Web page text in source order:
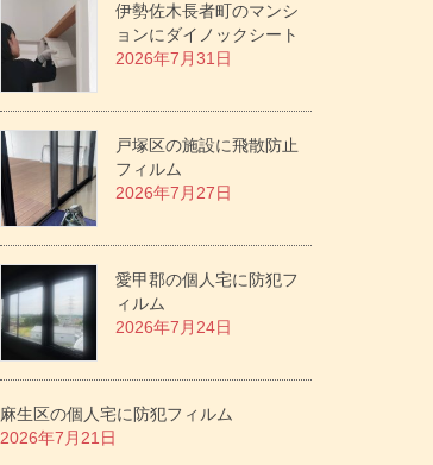
伊勢佐木長者町のマンシ
ョンにダイノックシート
2026年7月31日
戸塚区の施設に飛散防止
フィルム
2026年7月27日
愛甲郡の個人宅に防犯フ
ィルム
2026年7月24日
麻生区の個人宅に防犯フィルム
2026年7月21日